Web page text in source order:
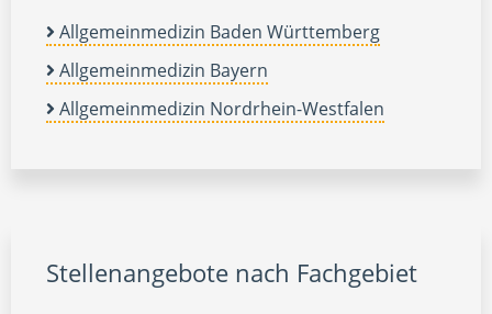
Allgemeinmedizin Baden Württemberg
Allgemeinmedizin Bayern
Allgemeinmedizin Nordrhein-Westfalen
Stellenangebote nach Fachgebiet